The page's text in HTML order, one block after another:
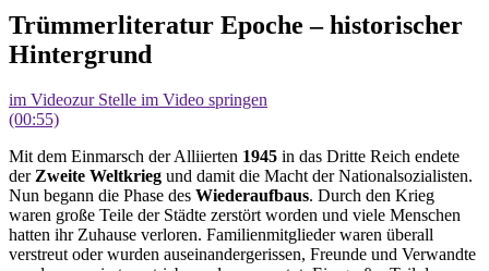
Trümmerliteratur Epoche – historischer
Hintergrund
im Videozur Stelle im Video springen
(00:55)
Mit dem Einmarsch der Alliierten 1945 in das Dritte Reich endete
derZweite Weltkrieg und damit die Macht der Nationalsozialisten.
Nun begann die Phase des Wiederaufbaus. Durch den Krieg
waren große Teile der Städte zerstört worden und viele Menschen
hatten ihr Zuhause verloren. Familienmitglieder waren überall
verstreut oder wurden auseinandergerissen, Freunde und Verwandte